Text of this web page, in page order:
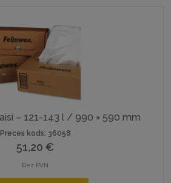
– 121-143 l / 990 × 590 mm
Preces kods: 36058
51,20 €
Bez PVN